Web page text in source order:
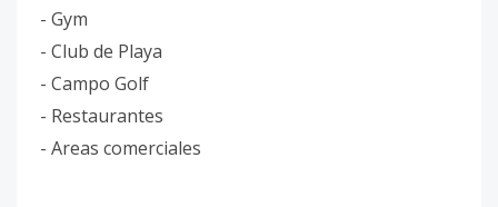
- Gym
- Club de Playa
- Campo Golf
- Restaurantes
- Areas comerciales